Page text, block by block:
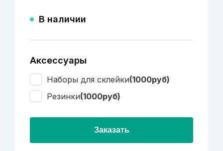
В наличии
Аксессуары
Наборы для склейки(1000руб)
Резинки(1000руб)
Заказать